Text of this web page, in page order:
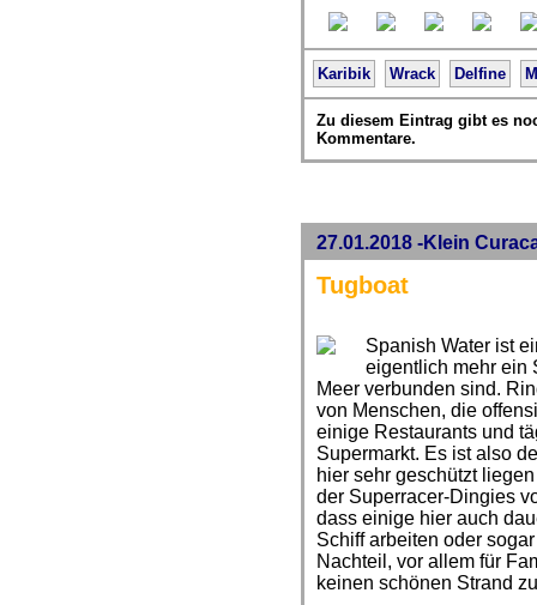
Karibik Wrack Delfine
Zu diesem Eintrag gibt es
Kommentare.
27.01.2018 -Klein
Tugboat
Spanish Water ist
eigentlich mehr ein
Meer verbunden sind.
von Menschen, die
einige Restaurants und
Supermarkt. Es ist also
hier sehr geschützt
der Superracer-Dingies
dass einige hier auch
Schiff arbeiten oder
Nachteil, vor allem für
keinen schönen Strand